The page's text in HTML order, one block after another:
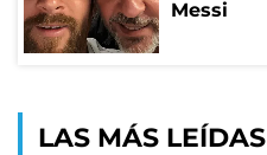
Messi
LAS MÁS LEÍDAS